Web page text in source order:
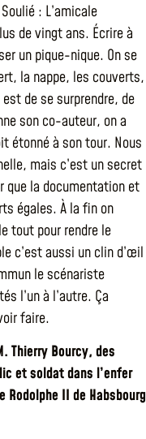
: L’amicale
de vingt ans. Écrire à
un pique-nique. On se
la nappe, les couverts,
de se surprendre, de
son co-auteur, on a
étonné à son tour. Nous
mais c’est un secret
que la documentation et
égales. À la fin on
tout pour rendre le
c’est aussi un clin d’œil
le scénariste
l’un à l’autre. Ça
faire.
Thierry Bourcy, des
et soldat dans l’enfer
Rodolphe II de Habsbourg